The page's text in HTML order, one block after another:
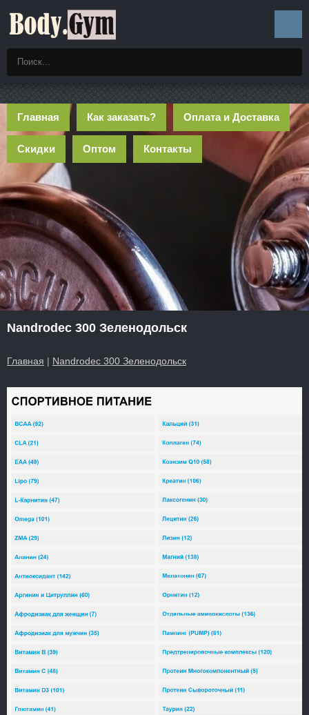
Главная Как заказать? Оплата и Доставка
Скидки Оптом Контакты
Nandrodec 300 Зеленодольск
Главная | Nandrodec 300 Зеленодольск